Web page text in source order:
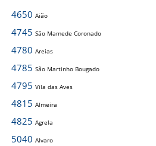
4650 Aião
4745 São Mamede Coronado
4780 Areias
4785 São Martinho Bougado
4795 Vila das Aves
4815 Almeira
4825 Agrela
5040 Alvaro